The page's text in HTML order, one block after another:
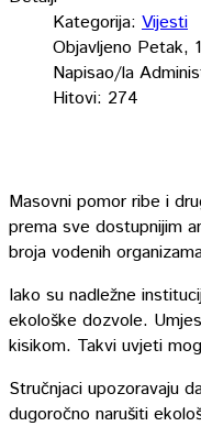
Kategorija: Vijesti
Objavljeno Petak,
Napisao/la
Hitovi: 274
Masovni pomor ribe i
prema sve dostupnijim
broja vodenih
Iako su nadležne
ekološke dozvole.
kisikom. Takvi uvjeti
Stručnjaci upozoravaju
dugoročno narušiti